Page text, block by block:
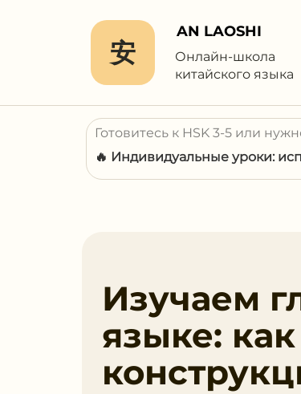
安
AN LAOSHI
Онлайн-школа
китайского языка
Готовитесь к HSK 3-5 или
🔥 Индивидуальные уроки:
Изучаем
языке: